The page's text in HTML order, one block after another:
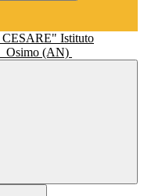
Istituto
Osimo (AN)